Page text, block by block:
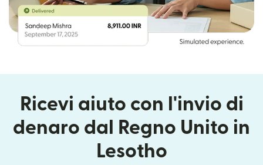
Ricevi aiuto con l'invio di
denaro dal Regno Unito in
Lesotho